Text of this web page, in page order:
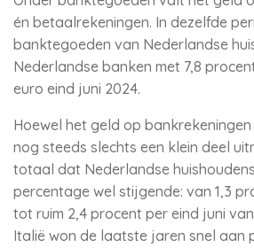
én betaalrekeningen. In dezelfde
banktegoeden van Nederlandse
Nederlandse banken met 7,8
euro eind juni 2024.
Hoewel het geld op
nog steeds slechts een klein deel
totaal dat Nederlandse
percentage wel stijgende: van 1,3
tot ruim 2,4 procent per eind juni
Italië won de laatste jaren snel aan